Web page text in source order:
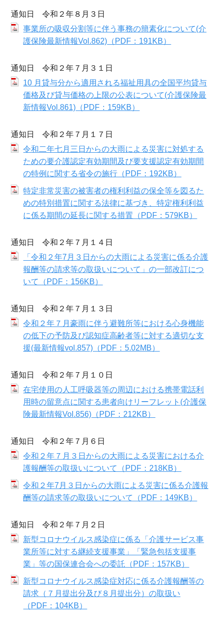
通知日 令和２年８月３日
事業所の吸収分割等に伴う事務の簡素化について(介
護保険最新情報Vol.862)（PDF：191KB）
通知日 令和２年７月３１日
10 月貸与分から適用される福祉用具の全国平均貸与
価格及び貸与価格の上限の公表について(介護保険最
新情報Vol.861)（PDF：159KB）
通知日 令和２年７月１７日
令和二年七月三日からの大雨による災害に対処する
ための要介護認定有効期間及び要支援認定有効期間
の特例に関する省令の施行（PDF：192KB）
特定非常災害の被害者の権利利益の保全等を図るた
めの特別措置に関する法律に基づき、特定権利利益
に係る期間の延長に関する措置（PDF：579KB）
通知日 令和２年７月１４日
「令和２年7月３日からの大雨による災害に係る介護
報酬等の請求等の取扱いについて」の一部改訂につ
いて（PDF：156KB）
通知日 令和２年７月１３日
令和２年７月豪雨に伴う避難所等における心身機能
の低下の予防及び認知症高齢者等に対する適切な支
援(最新情報vol.857)（PDF：5.02MB）
通知日 令和２年７月１０日
在宅使用の人工呼吸器等の周辺における携帯電話利
用時の留意点に関する患者向けリーフレット(介護保
険最新情報Vol.856)（PDF：212KB）
通知日 令和２年７月６日
令和２年７月３日からの大雨による災害における介
護報酬等の取扱いについて（PDF：218KB）
令和２年7月３日からの大雨による災害に係る介護報
酬等の請求等の取扱いについて（PDF：149KB）
通知日 令和２年７月２日
新型コロナウイルス感染症に係る「介護サービス事
業所等に対する継続支援事業」「緊急包括支援事
業」等の国保連合会への委託（PDF：157KB）
新型コロナウイルス感染症対応に係る介護報酬等の
請求（７月提出分及び８月提出分）の取扱い
（PDF：104KB）